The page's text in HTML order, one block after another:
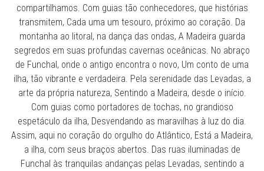
compartilhamos. Com guias tão conhecedores, que histórias
transmitem, Cada uma um tesouro, próximo ao coração. Da
montanha ao litoral, na dança das ondas, A Madeira guarda
segredos em suas profundas cavernas oceânicas. No abraço
de Funchal, onde o antigo encontra o novo, Um conto de uma
ilha, tão vibrante e verdadeira. Pela serenidade das Levadas, a
arte da própria natureza, Sentindo a Madeira, desde o início.
Com guias como portadores de tochas, no grandioso
espetáculo da ilha, Desvendando as maravilhas à luz do dia.
Assim, aqui no coração do orgulho do Atlântico, Está a Madeira,
a ilha, com seus braços abertos. Das ruas iluminadas de
Funchal às tranquilas andanças pelas Levadas, sentindo a